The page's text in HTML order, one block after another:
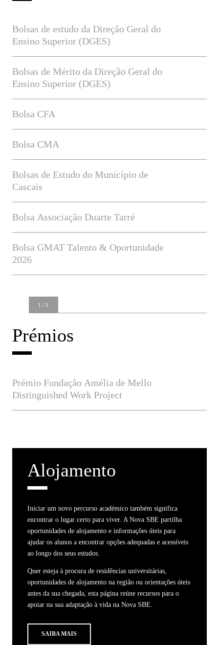
Bolsas de estudo da Direção Geral do
Ensino Superior (DGES)
Bolsas de Mérito da Direção Geral do
Ensino Superior (DGES)
Bolsa CFA
Bolsa CMA
Bolsas de Estudo do Município de
Cascais
Bolsa Associação Duarte Tarré
Bolsa GMAT Talento & Oportunidade
2026
1 / 3
Prémios
Prémio Fundação Amélia de Mello
Distinguished Work Project
Alojamento
Iniciar um novo percurso académico também significa
encontrar o lugar certo para viver. A Nova SBE partilha
oportunidades de alojamento e informações úteis para
ajudar os alunos a encontrar opções adequadas e acessíveis
ao longo dos seus estudos.
Quer esteja à procura de residências universitárias,
oportunidades de alojamento na região ou orientações úteis
antes da sua chegada, esta página reúne recursos para o
apoiar na sua adaptação à vida na Nova SBE.
SAIBA MAIS